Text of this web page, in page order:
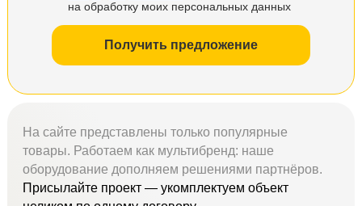
На сайте представлены только популярные
товары. Работаем как мультибренд: наше
оборудование дополняем решениями партнёров.
Присылайте проект — укомплектуем объект
на обработку моих персональных данных
Получить предложение